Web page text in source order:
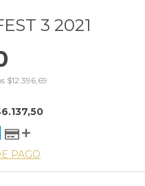
3 2021
$12.396,69
PAGO